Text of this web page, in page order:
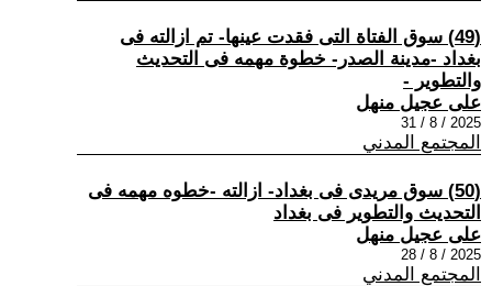
(49) سوق الفتاة التى فقدت عينها- تم ازالته فى
بغداد -مدينة الصدر- خطوة مهمه فى التحديث
والتطوير -
على عجيل منهل
2025 / 8 / 31
المجتمع المدني
(50) سوق مريدى فى بغداد- ازالته -خطوه مهمه فى
التحديث والتطوير فى بغداد
على عجيل منهل
2025 / 8 / 28
المجتمع المدني